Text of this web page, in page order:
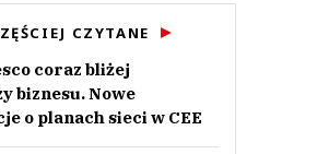
CZYTANE
coraz bliżej
biznesu. Nowe
o planach sieci w CEE